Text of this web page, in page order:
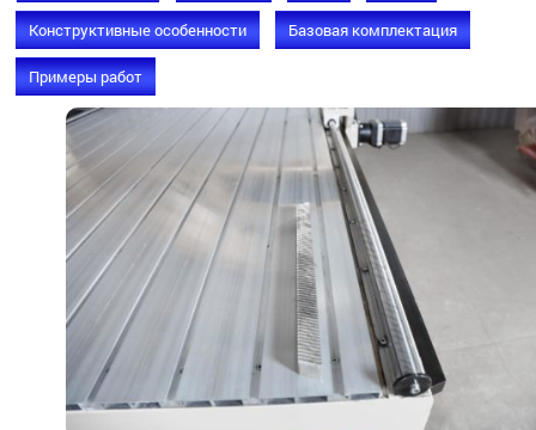
Конструктивные особенности Базовая комплектация
Примеры работ